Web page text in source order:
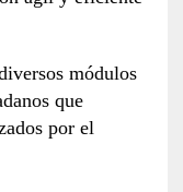
módulos
que
por el